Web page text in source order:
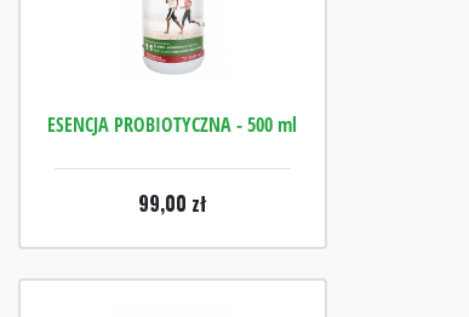
ESENCJA PROBIOTYCZNA - 500 ml
99,00 zł